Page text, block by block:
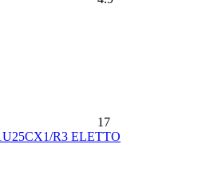
17
R3 ELETTO